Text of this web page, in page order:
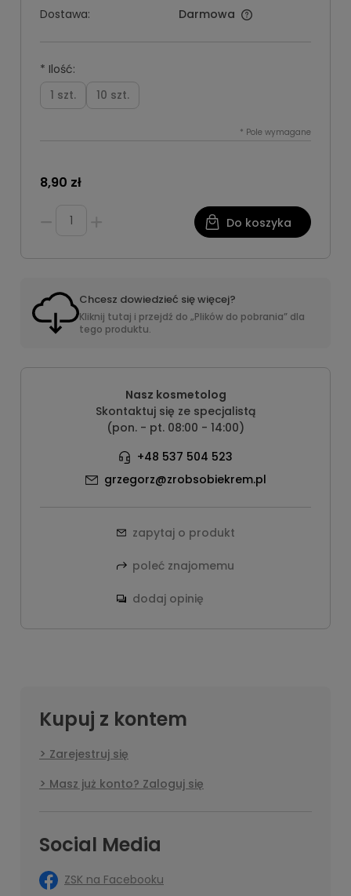
Dostawa:
Darmowa
* Ilość:
1 szt.
10 szt.
* Pole wymagane
8,90 zł
Do koszyka
Chcesz dowiedzieć się więcej?
Kliknij tutaj i przejdź do „Plików do pobrania” dla
tego produktu.
Nasz kosmetolog
Skontaktuj się ze specjalistą
(pon. - pt. 08:00 - 14:00)
+48 537 504 523
grzegorz@zrobsobiekrem.pl
zapytaj o produkt
poleć znajomemu
dodaj opinię
Kupuj z kontem
Zarejestruj się
Masz już konto? Zaloguj się
Social Media
ZSK na Facebooku